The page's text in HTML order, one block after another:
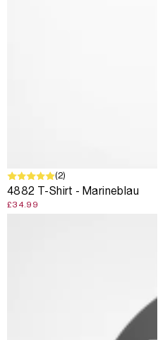
(2)
4882 T-Shirt - Marineblau
£34.99